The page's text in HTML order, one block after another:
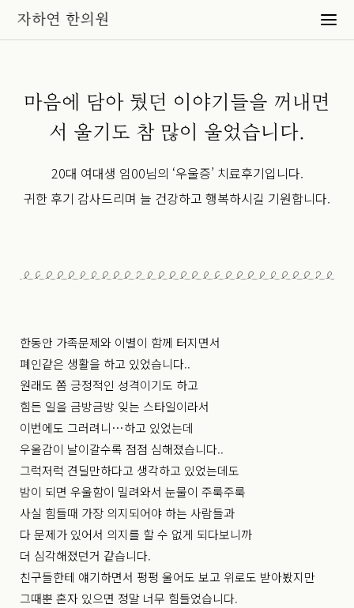
마음에 담아 뒀던 이야기들을 꺼내면
서 울기도 참 많이 울었습니다.
20대 여대생 임00님의 ‘우울증’ 치료후기입니다.
귀한 후기 감사드리며 늘 건강하고 행복하시길 기원합니다.
한동안 가족문제와 이별이 함께 터지면서
폐인같은 생활을 하고 있었습니다..
원래도 쫌 긍정적인 성격이기도 하고
힘든 일을 금방금방 잊는 스타일이라서
이번에도 그러려니…하고 있었는데
우울감이 날이갈수록 점점 심해졌습니다..
그럭저럭 견딜만하다고 생각하고 있었는데도
밤이 되면 우울함이 밀려와서 눈물이 주룩주룩
사실 힘들때 가장 의지되어야 하는 사람들과
다 문제가 있어서 의지를 할 수 없게 되다보니까
더 심각해졌던거 같습니다.
친구들한테 얘기하면서 펑펑 울어도 보고 위로도 받아봤지만
그때뿐 혼자 있으면 정말 너무 힘들었습니다.